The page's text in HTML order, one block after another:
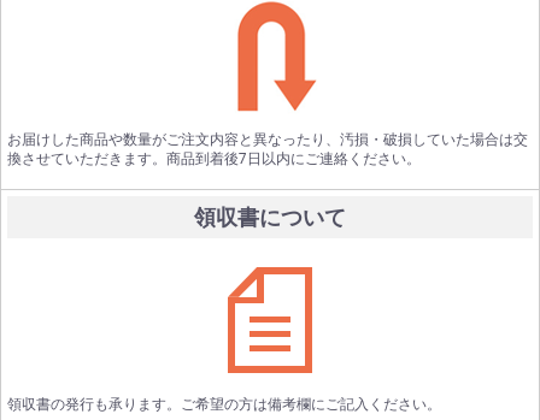
お届けした商品や数量がご注文内容と異なったり、汚損・破損していた場合は交
換させていただきます。商品到着後7日以内にご連絡ください。
領収書について
領収書の発行も承ります。ご希望の方は備考欄にご記入ください。